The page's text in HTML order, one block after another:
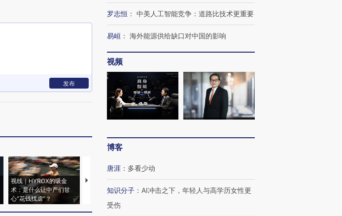
发布
视线｜HYROX的吸金
术：是什么让中产们甘
心“花钱找虐”？
马航飞行员跨国走私7万
粒摇头丸 尿检体内含3种
视线｜被称为“蟑螂”的印
度Z世代 用街头抗争将教
视线｜“入侵”还是“人道危
机”？难民潮撕裂西班牙
罗志恒 ： 中美人工智能竞争：道路比技术更重要
易峘 ： 海外能源供给缺口对中国的影响
视频
博客
唐涯 ： 多看少动
知识分子 ： AI冲击之下，年轻人与高学历女性更
受伤